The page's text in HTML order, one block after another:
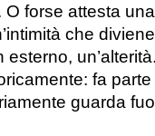
forse attesta
che
fa parte
guarda